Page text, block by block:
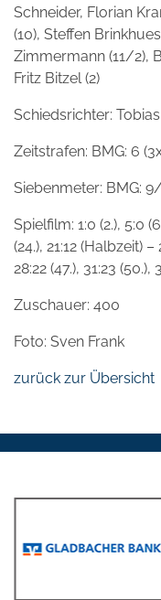
Schneider, Florian
(10), Steffen
Zimmermann (11/2),
Fritz Bitzel (2)
Schiedsrichter:
Zeitstrafen: BMG: 6
Siebenmeter: BMG:
Spielfilm: 1:0 (2.), 5:0
(24.), 21:12 (Halbzeit) –
28:22 (47.), 31:23
Zuschauer: 400
Foto: Sven Frank
zurück zur Übersicht